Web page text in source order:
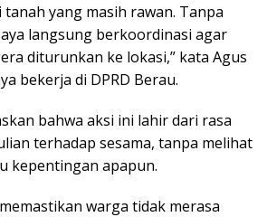
yang masih rawan. Tanpa
langsung berkoordinasi agar
diturunkan ke lokasi,” kata Agus
bekerja di DPRD Berau.
bahwa aksi ini lahir dari rasa
terhadap sesama, tanpa melihat
kepentingan apapun.
warga tidak merasa